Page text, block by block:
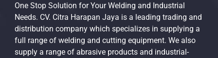
One Stop Solution for Your Welding and Industrial
Needs. CV. Citra Harapan Jaya is a leading trading and
distribution company which specializes in supplying a
full range of welding and cutting equipment. We also
supply a range of abrasive products and industrial-